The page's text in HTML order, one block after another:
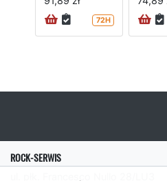
72H
ROCK-SERWIS